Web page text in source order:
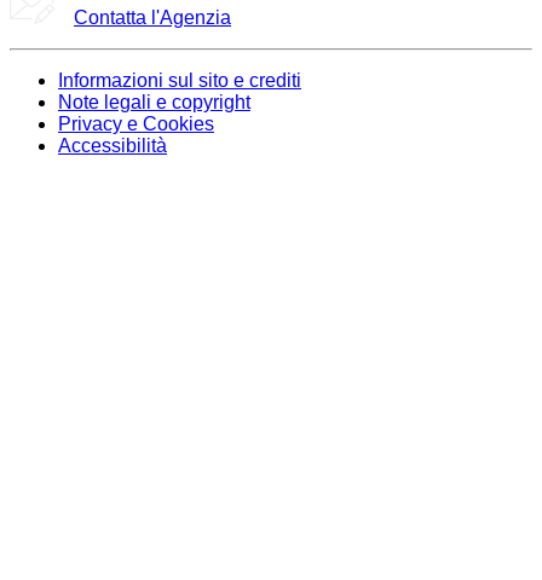
Contatta l'Agenzia
Informazioni sul sito e crediti
Note legali e copyright
Privacy e Cookies
Accessibilità